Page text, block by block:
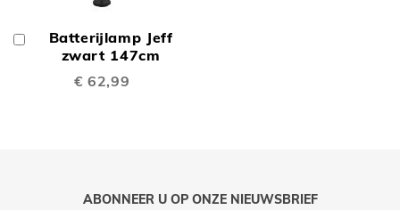
Batterijlamp Jeff
zwart 147cm
€ 62,99
Winkelwagen
ABONNEER U OP ONZE NIEUWSBRIEF